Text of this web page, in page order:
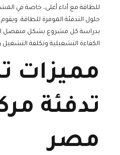
للطاقة مع أداء أعلى، خاصة في
حلول التدفئة الموفرة للطاقة.
بدراسة كل مشروع بشكل منفصل
الكفاءة التشغيلية وتكلفة التشغيل
مميزات
تدفئة
مصر